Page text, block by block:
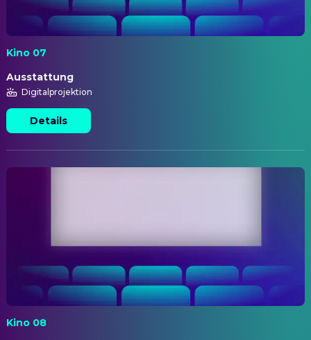
Kino 07
Ausstattung
Digitalprojektion
Details
Kino 08